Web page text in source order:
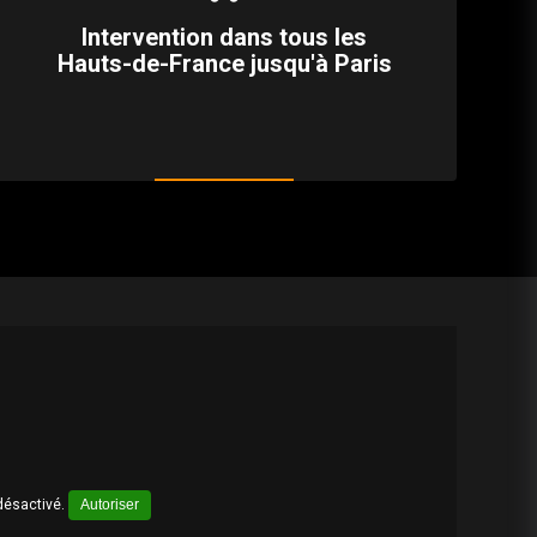
Intervention dans tous les
Hauts-de-France jusqu'à Paris
Autoriser